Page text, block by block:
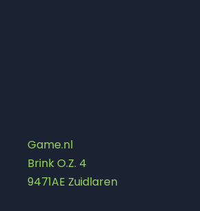
Game.nl
Brink O.Z. 4
9471AE Zuidlaren